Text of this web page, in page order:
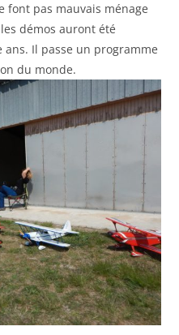
font pas mauvais ménage
démos auront été
Il passe un programme
du monde.